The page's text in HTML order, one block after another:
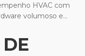
HVAC com
volumoso e